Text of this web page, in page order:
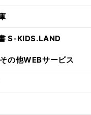
S-KIDS.LAND
その他WEBサービス